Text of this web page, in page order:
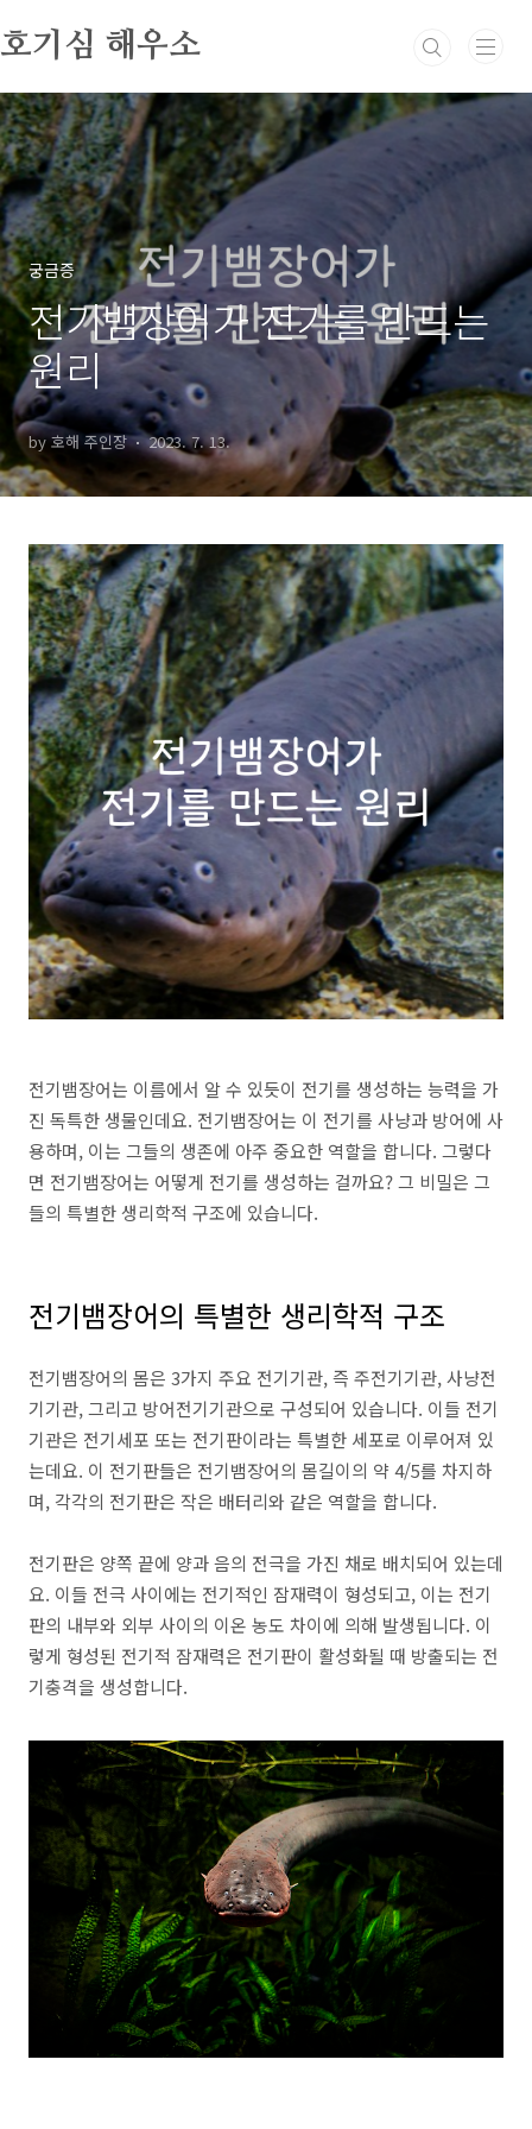
호기심 해우소
궁금증
전기뱀장어가 전기를 만드는
원리
by 호해 주인장 2023. 7. 13.
전기뱀장어는 이름에서 알 수 있듯이 전기를 생성하는 능력을 가
진 독특한 생물인데요. 전기뱀장어는 이 전기를 사냥과 방어에 사
용하며, 이는 그들의 생존에 아주 중요한 역할을 합니다. 그렇다
면 전기뱀장어는 어떻게 전기를 생성하는 걸까요? 그 비밀은 그
들의 특별한 생리학적 구조에 있습니다.
전기뱀장어의 특별한 생리학적 구조
전기뱀장어의 몸은 3가지 주요 전기기관, 즉 주전기기관, 사냥전
기기관, 그리고 방어전기기관으로 구성되어 있습니다. 이들 전기
기관은 전기세포 또는 전기판이라는 특별한 세포로 이루어져 있
는데요. 이 전기판들은 전기뱀장어의 몸길이의 약 4/5를 차지하
며, 각각의 전기판은 작은 배터리와 같은 역할을 합니다.
전기판은 양쪽 끝에 양과 음의 전극을 가진 채로 배치되어 있는데
요. 이들 전극 사이에는 전기적인 잠재력이 형성되고, 이는 전기
판의 내부와 외부 사이의 이온 농도 차이에 의해 발생됩니다. 이
렇게 형성된 전기적 잠재력은 전기판이 활성화될 때 방출되는 전
기충격을 생성합니다.